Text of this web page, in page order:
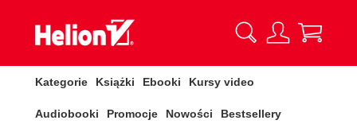
Kategorie Książki Ebooki Kursy video
Audiobooki Promocje Nowości Bestsellery